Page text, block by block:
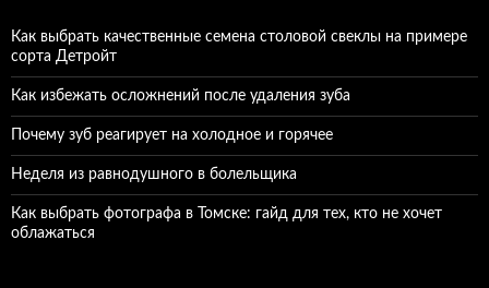
Как выбрать качественные семена столовой свеклы на примере
сорта Детройт
Как избежать осложнений после удаления зуба
Почему зуб реагирует на холодное и горячее
Неделя из равнодушного в болельщика
Как выбрать фотографа в Томске: гайд для тех, кто не хочет
облажаться